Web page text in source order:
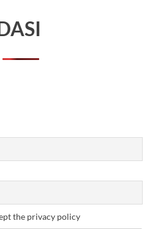
the privacy policy